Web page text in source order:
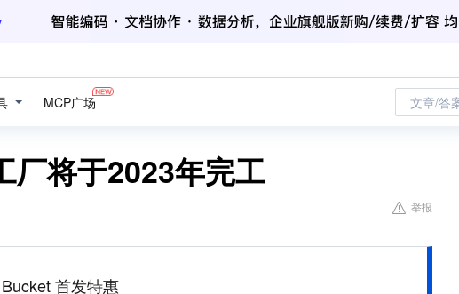
MCP广场 文章/答
厂将于2023年完工
举报
首发特惠